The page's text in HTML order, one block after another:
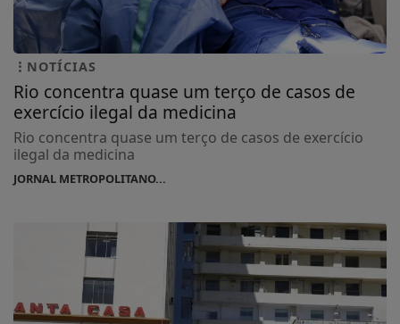
NOTÍCIAS
Rio concentra quase um terço de casos de
exercício ilegal da medicina
Rio concentra quase um terço de casos de exercício
ilegal da medicina
JORNAL METROPOLITANO...